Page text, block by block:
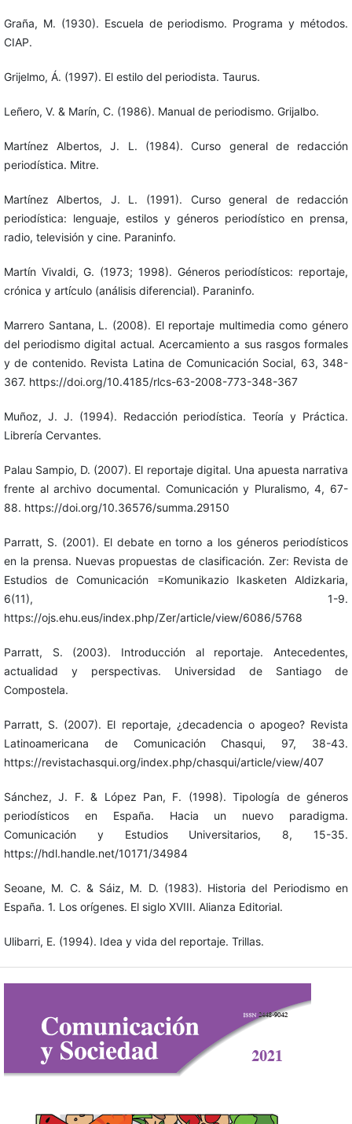
Graña, M. (1930). Escuela de periodismo. Programa y métodos.
CIAP.
Grijelmo, Á. (1997). El estilo del periodista. Taurus.
Leñero, V. & Marín, C. (1986). Manual de periodismo. Grijalbo.
Martínez Albertos, J. L. (1984). Curso general de redacción
periodística. Mitre.
Martínez Albertos, J. L. (1991). Curso general de redacción
periodística: lenguaje, estilos y géneros periodístico en prensa,
radio, televisión y cine. Paraninfo.
Martín Vivaldi, G. (1973; 1998). Géneros periodísticos: reportaje,
crónica y artículo (análisis diferencial). Paraninfo.
Marrero Santana, L. (2008). El reportaje multimedia como género
del periodismo digital actual. Acercamiento a sus rasgos formales
y de contenido. Revista Latina de Comunicación Social, 63, 348-
367. https://doi.org/10.4185/rlcs-63-2008-773-348-367
Muñoz, J. J. (1994). Redacción periodística. Teoría y Práctica.
Librería Cervantes.
Palau Sampio, D. (2007). El reportaje digital. Una apuesta narrativa
frente al archivo documental. Comunicación y Pluralismo, 4, 67-
88. https://doi.org/10.36576/summa.29150
Parratt, S. (2001). El debate en torno a los géneros periodísticos
en la prensa. Nuevas propuestas de clasificación. Zer: Revista de
Estudios de Comunicación =Komunikazio Ikasketen Aldizkaria,
6(11), 1-9.
https://ojs.ehu.eus/index.php/Zer/article/view/6086/5768
Parratt, S. (2003). Introducción al reportaje. Antecedentes,
actualidad y perspectivas. Universidad de Santiago de
Compostela.
Parratt, S. (2007). El reportaje, ¿decadencia o apogeo? Revista
Latinoamericana de Comunicación Chasqui, 97, 38-43.
https://revistachasqui.org/index.php/chasqui/article/view/407
Sánchez, J. F. & López Pan, F. (1998). Tipología de géneros
periodísticos en España. Hacia un nuevo paradigma.
Comunicación y Estudios Universitarios, 8, 15-35.
https://hdl.handle.net/10171/34984
Seoane, M. C. & Sáiz, M. D. (1983). Historia del Periodismo en
España. 1. Los orígenes. El siglo XVIII. Alianza Editorial.
Ulibarri, E. (1994). Idea y vida del reportaje. Trillas.